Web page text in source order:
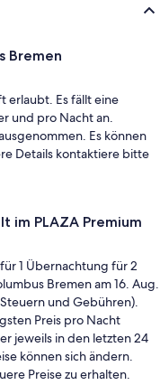
Bremen
erlaubt. Es fällt eine
und pro Nacht an.
Es können
Details kontaktiere bitte
im PLAZA Premium
1 Übernachtung für 2
Bremen am 16. Aug.
und Gebühren).
Preis pro Nacht
jeweils in den letzten 24
können sich ändern.
Preise zu erhalten.